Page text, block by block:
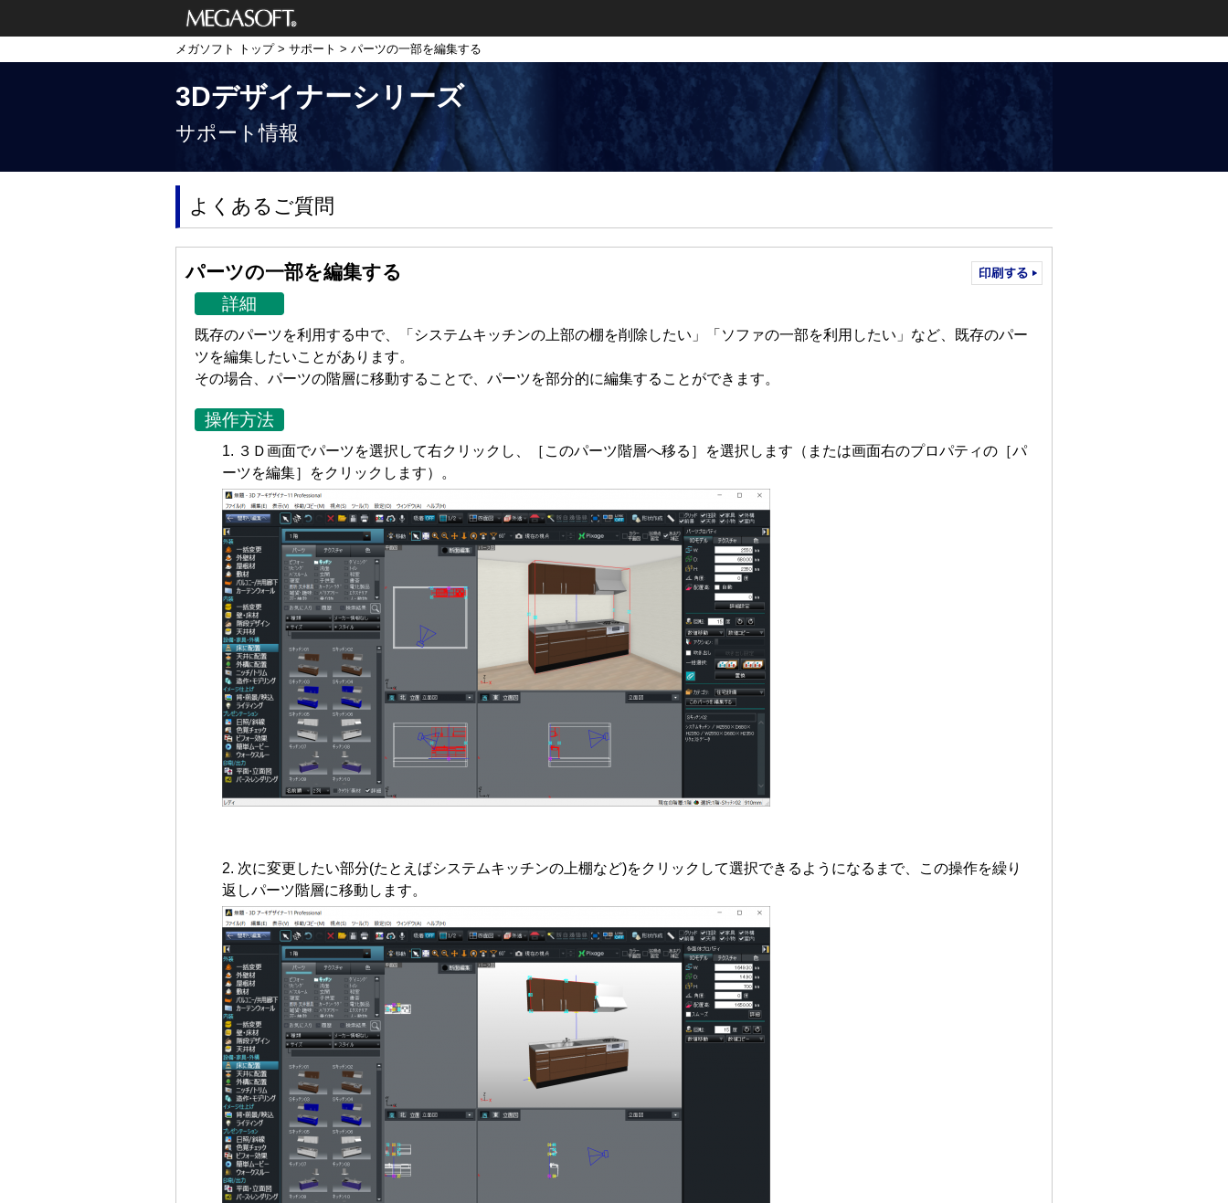
メガソフト株式
会社
メガソフト トップ> サポート > パーツの一部を編集する
3Dデザイナーシリーズ
サポート情報
よくあるご質問
パーツの一部を編集する
詳細
既存のパーツを利用する中で、「システムキッチンの上部の棚を削除したい」「ソファの一部を利用したい」など、既存のパー
ツを編集したいことがあります。
その場合、パーツの階層に移動することで、パーツを部分的に編集することができます。
操作方法
３Ｄ画面でパーツを選択して右クリックし、［このパーツ階層へ移る］を選択します（または画面右のプロパティの［パ
ーツを編集］をクリックします）。
次に変更したい部分(たとえばシステムキッチンの上棚など)をクリックして選択できるようになるまで、この操作を繰り
返しパーツ階層に移動します。